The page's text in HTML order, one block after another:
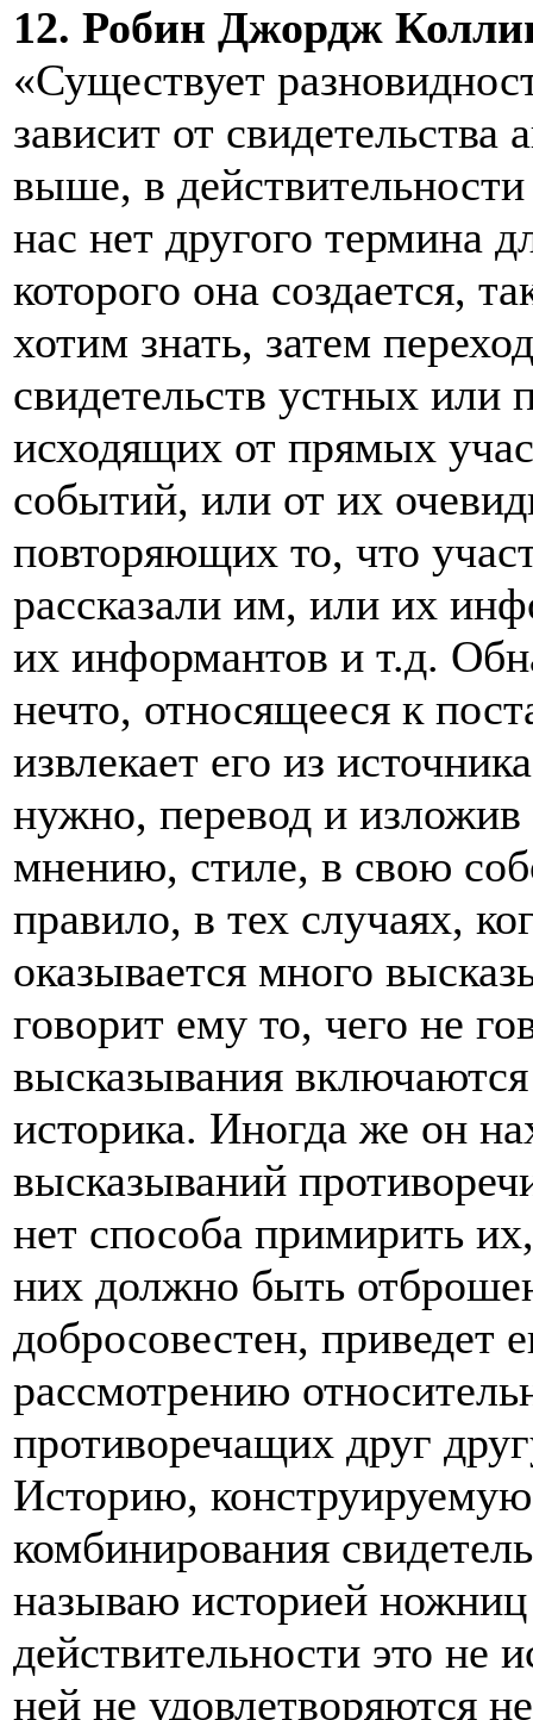
12. Робин Джордж
«Существует
зависит от свидетельства
выше, в
нас нет другого термина
которого она создается,
хотим знать, затем
свидетельств устных
исходящих от прямых
событий, или от их
повторяющих то, что
рассказали им, или их
их информантов и т.д.
нечто, относящееся к
извлекает его из
нужно, перевод и
мнению, стиле, в свою
правило, в тех случаях,
оказывается много
говорит ему то, чего не
высказывания
историка. Иногда же он
высказываний
нет способа примирить
них должно быть
добросовестен, приведет
рассмотрению
противоречащих друг
Историю,
комбинирования
называю историей
действительности это не
ней не удовлетворяются